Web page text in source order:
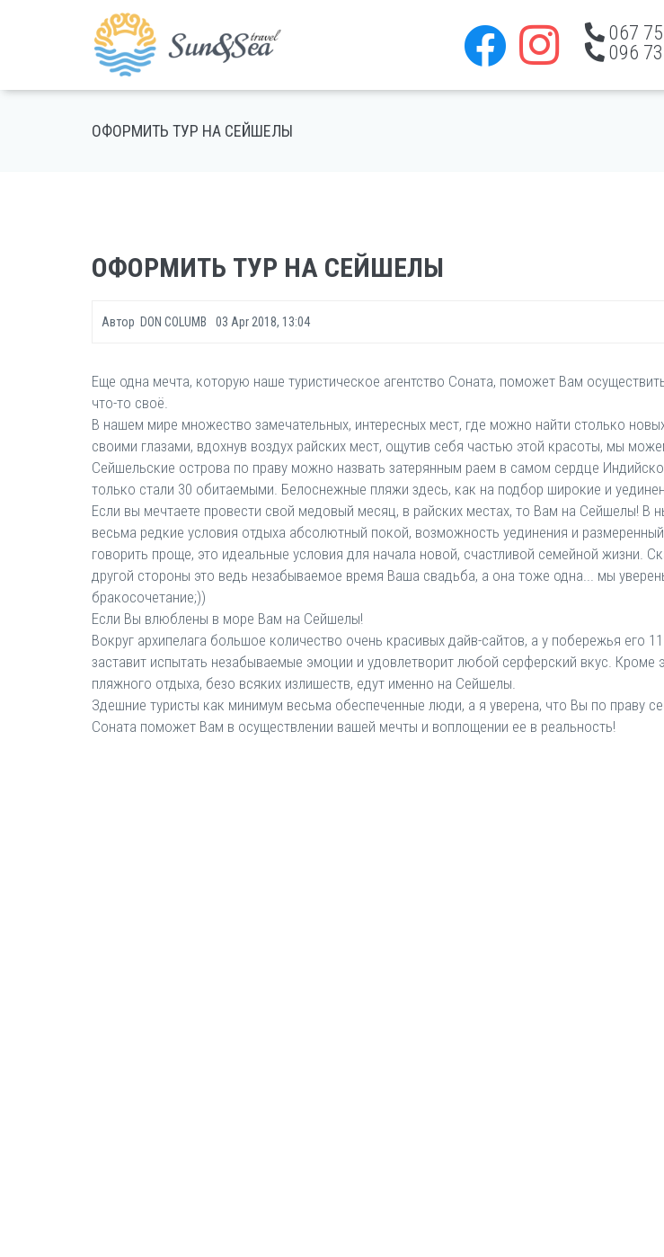
067
096
ОФОРМИТЬ ТУР НА СЕЙШЕЛЫ
ОФОРМИТЬ ТУР НА СЕЙШЕЛЫ
Автор DON COLUMB 03 Apr 2018, 13:04
Еще одна мечта, которую наше туристическое агентство Соната, поможет Вам
что-то своё.
В нашем мире множество замечательных, интересных мест, где можно найти столько
своими глазами, вдохнув воздух райских мест, ощутив себя частью этой красоты, мы
Сейшельские острова по праву можно назвать затерянным раем в самом сердце
только стали 30 обитаемыми. Белоснежные пляжи здесь, как на подбор широкие и
Если вы мечтаете провести свой медовый месяц, в райских местах, то Вам на Сейшелы!
весьма редкие условия отдыха абсолютный покой, возможность уединения и
говорить проще, это идеальные условия для начала новой, счастливой семейной жизни.
другой стороны это ведь незабываемое время Ваша свадьба, а она тоже одна... мы
бракосочетание;))
Если Вы влюблены в море Вам на Сейшелы!
Вокруг архипелага большое количество очень красивых дайв-сайтов, а у побережья его
заставит испытать незабываемые эмоции и удовлетворит любой серферский вкус. Кроме
пляжного отдыха, безо всяких излишеств, едут именно на Сейшелы.
Здешние туристы как минимум весьма обеспеченные люди, а я уверена, что Вы по праву
Соната поможет Вам в осуществлении вашей мечты и воплощении ее в реальность!